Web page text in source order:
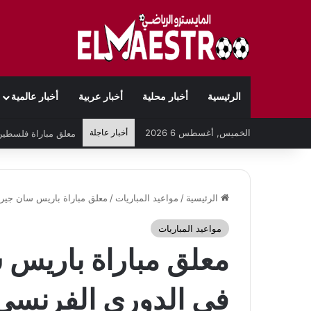
الرئيسية أخبار محلية أخبار عربية أخبار عالمية
الخميس, أغسطس 6 2026 أخبار عاجلة
الرئيسية / مواعيد المباريات / معلق مباراة باريس سان
مواعيد المباريات
معلق مباراة
في الدوري